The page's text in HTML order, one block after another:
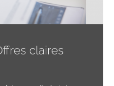
claires